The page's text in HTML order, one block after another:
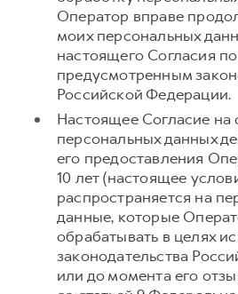
Оператор вправе
моих персональных
настоящего Согласия
предусмотренным
Российской Федерации.
Настоящее Согласие на
персональных данных
его предоставления
10 лет (настоящее
распространяется на
данные, которые
обрабатывать в целях
законодательства
или до момента его